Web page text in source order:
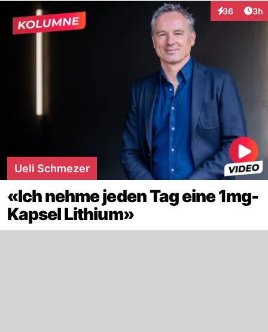
36
Interaktionen
3h
Ueli Schmezer
«Ich nehme jeden Tag eine 1mg-
Kapsel Lithium»